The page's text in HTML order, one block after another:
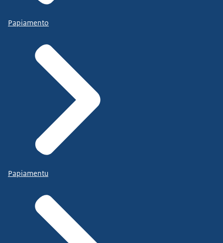
Papiamento
Papiamentu